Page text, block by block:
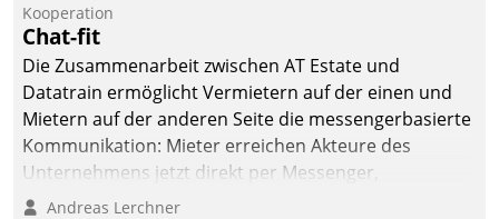
Kooperation
Chat-fit
Die Zusammenarbeit zwischen AT Estate und
Datatrain ermöglicht Vermietern auf der einen und
Mietern auf der anderen Seite die messengerbasierte
Kommunikation: Mieter erreichen Akteure des
Unternehmens jetzt direkt per Messenger,
Mitarbeiter oder Dienstleister empfangen oder
Andreas Lerchner